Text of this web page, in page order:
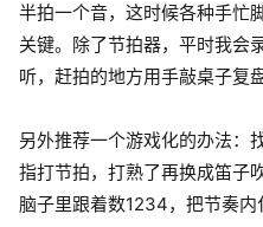
半拍一个音，这时候各种手忙
关键。除了节拍器，平时我会
听，赶拍的地方用手敲桌子复
另外推荐一个游戏化的办法：
指打节拍，打熟了再换成笛子
脑子里跟着数1234，把节奏内